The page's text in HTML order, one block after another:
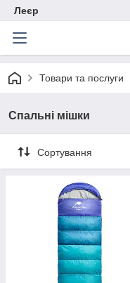
Леєр
Товари та послуги
Спальні мішки
Сортування